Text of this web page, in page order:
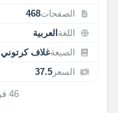
الصفحات468
اللغة العربية
الصيغةغلاف كرتوني
السعر 37.5
46 قراءة